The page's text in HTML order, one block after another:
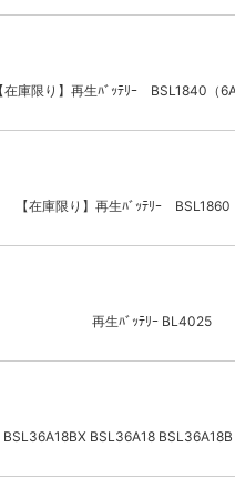
【在庫限り】再生ﾊﾞｯﾃﾘｰ BSL1840（
【在庫限り】再生ﾊﾞｯﾃﾘｰ BSL1860
再生ﾊﾞｯﾃﾘｰ BL4025
BSL36A18BX BSL36A18